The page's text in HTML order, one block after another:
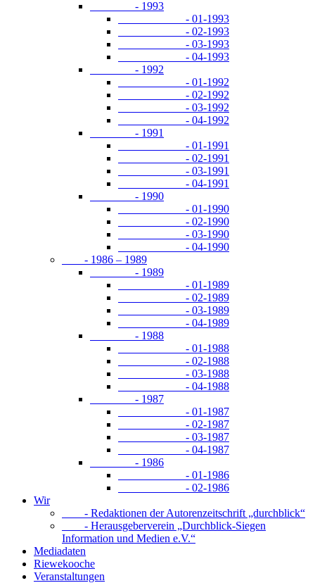
- 1993
- 01-1993
- 02-1993
- 03-1993
- 04-1993
- 1992
- 01-1992
- 02-1992
- 03-1992
- 04-1992
- 1991
- 01-1991
- 02-1991
- 03-1991
- 04-1991
- 1990
- 01-1990
- 02-1990
- 03-1990
- 04-1990
- 1986 – 1989
- 1989
- 01-1989
- 02-1989
- 03-1989
- 04-1989
- 1988
- 01-1988
- 02-1988
- 03-1988
- 04-1988
- 1987
- 01-1987
- 02-1987
- 03-1987
- 04-1987
- 1986
- 01-1986
- 02-1986
Wir
- Redaktionen der Autorenzeitschrift „durchblick“
- Herausgeberverein „Durchblick-Siegen
Information und Medien e.V.“
Mediadaten
Riewekooche
Veranstaltungen